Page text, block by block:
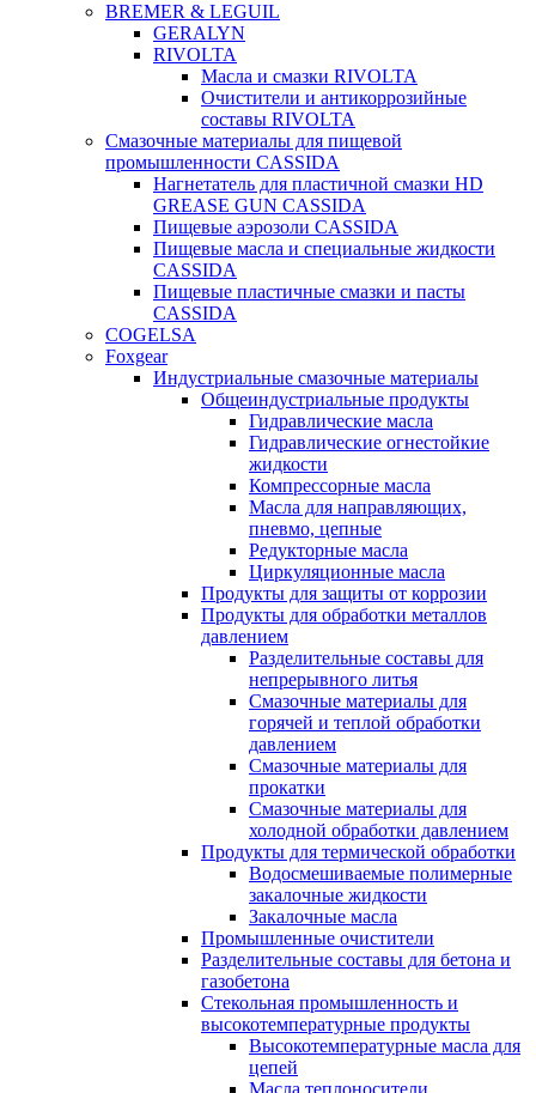
BREMER & LEGUIL
GERALYN
RIVOLTA
Масла и смазки RIVOLTA
Очистители и антикоррозийные
составы RIVOLTA
Смазочные материалы для пищевой
промышленности CASSIDA
Нагнетатель для пластичной смазки HD
GREASE GUN CASSIDA
Пищевые аэрозоли CASSIDA
Пищевые масла и специальные жидкости
CASSIDA
Пищевые пластичные смазки и пасты
CASSIDA
COGELSA
Foxgear
Индустриальные смазочные материалы
Общеиндустриальные продукты
Гидравлические масла
Гидравлические огнестойкие
жидкости
Компрессорные масла
Масла для направляющих,
пневмо, цепные
Редукторные масла
Циркуляционные масла
Продукты для защиты от коррозии
Продукты для обработки металлов
давлением
Разделительные составы для
непрерывного литья
Смазочные материалы для
горячей и теплой обработки
давлением
Смазочные материалы для
прокатки
Смазочные материалы для
холодной обработки давлением
Продукты для термической обработки
Водосмешиваемые полимерные
закалочные жидкости
Закалочные масла
Промышленные очистители
Разделительные составы для бетона и
газобетона
Стекольная промышленность и
высокотемпературные продукты
Высокотемпературные масла для
цепей
Масла теплоносители